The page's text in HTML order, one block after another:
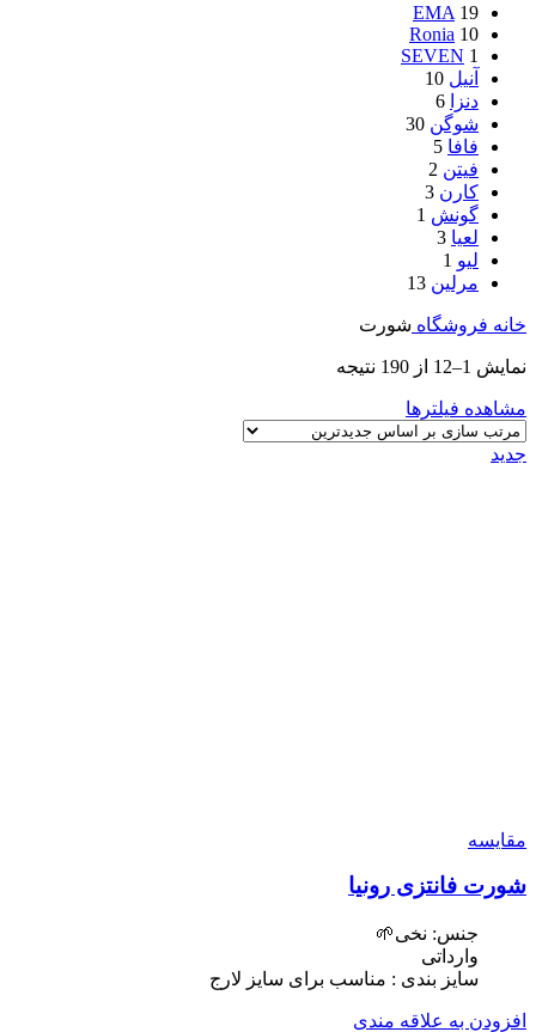
EMA 19
Ronia 10
SEVEN 1
آنیل 10
دنزا
6
شوگن 30
فافا 5
فیتن 2
کارن 3
گونش 1
لعیا 3
لیو 1
مرلین 13
خانه فروشگاه شورت
نمایش 1–12 از 190 نتیجه
مشاهده فیلترها
جدید
مقایسه
شورت فانتزی رونیا
جنس: نخی🌱
وارداتی
سایز بندی : مناسب برای سایز لارج
افزودن به علاقه مندی